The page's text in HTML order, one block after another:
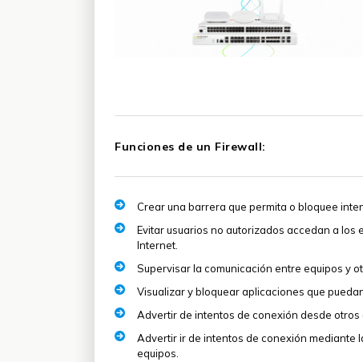
Funciones de un Firewall:
Crear una barrera que permita o bloquee
Evitar usuarios no autorizados accedan a
Internet.
Supervisar la comunicación entre equipos y
Visualizar y bloquear aplicaciones que
Advertir de intentos de conexión desde otros
Advertir ir de intentos de conexión mediante
equipos.